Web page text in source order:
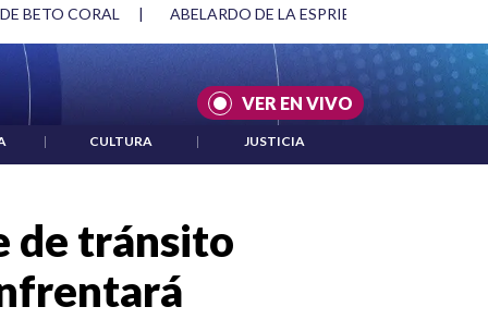
Y DMG | ACUERDOS ENTRE ESTADOS UNIDOS E
VER EN VIVO
| CULTURA | JUSTICIA
de tránsito